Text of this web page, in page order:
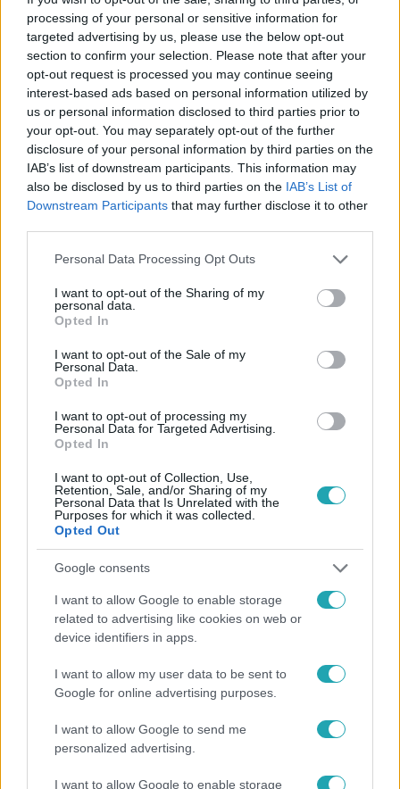
processing of your personal or sensitive information for
targeted advertising by us, please use the below opt-out
section to confirm your selection. Please note that after your
opt-out request is processed you may continue seeing
interest-based ads based on personal information utilized by
us or personal information disclosed to third parties prior to
your opt-out. You may separately opt-out of the further
disclosure of your personal information by third parties on the
IAB’s list of downstream participants. This information may
also be disclosed by us to third parties on the IAB’s List of
Downstream Participants that may further disclose it to other
Please note that this website/app uses one or more Google
not limited to your visit or usage behaviour. You may click to
grant or deny consent to Google and its third-party tags to
use your data for below specified purposes in below Google
consent section.
Personal Data Processing Opt Outs
I want to opt-out of the Sharing of my
personal data.
Opted In
I want to opt-out of the Sale of my
Personal Data.
Opted In
I want to opt-out of processing my
Personal Data for Targeted Advertising.
Opted In
I want to opt-out of Collection, Use,
Retention, Sale, and/or Sharing of my
Personal Data that Is Unrelated with the
Purposes for which it was collected.
Opted Out
Google consents
I want to allow Google to enable storage
related to advertising like cookies on web or
device identifiers in apps.
I want to allow my user data to be sent to
Google for online advertising purposes.
I want to allow Google to send me
personalized advertising.
I want to allow Google to enable storage
Kövess minket, és értesülj a friss hírekről a
Facebookon is!
Követem
CÁPÁK KÖZÖTT
KIÉRTÉKELÉS #VÉLEMÉNY #KRITIKA
ELŐADÁSMÓD
FEHÉR GYULA RTL KLUB
Népszerű